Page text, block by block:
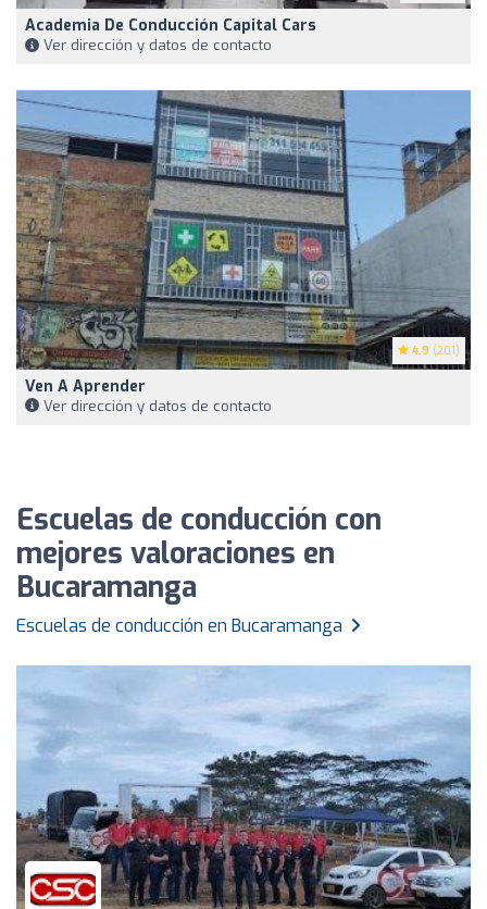
Academia De Conducción Capital Cars
Ver dirección y datos de contacto
4.9 (201)
Ven A Aprender
Ver dirección y datos de contacto
Escuelas de conducción con
mejores valoraciones en
Bucaramanga
Escuelas de conducción en Bucaramanga